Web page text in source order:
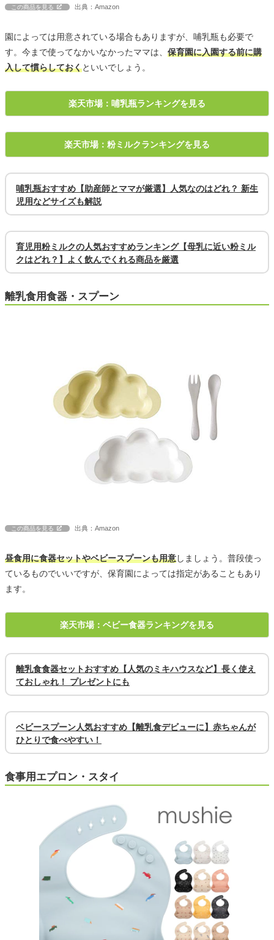
この商品を見る 出典：Amazon
園によっては用意されている場合もありますが、哺乳瓶も必要で
す。今まで使ってなかいなかったママは、 保育園に入園する前に購
入して慣らしておくといいでしょう。
楽天市場：哺乳瓶ランキングを見る
楽天市場：粉ミルクランキングを見る
哺乳瓶おすすめ【助産師とママが厳選】人気なのはどれ？ 新生
児用などサイズも解説
育児用粉ミルクの人気おすすめランキング【母乳に近い粉ミル
クはどれ？】よく飲んでくれる商品を厳選
離乳食用食器・スプーン
この商品を見る 出典：Amazon
昼食用に食器セットやベビースプーンも用意しましょう。普段使っ
ているものでいいですが、保育園によっては指定があることもあり
ます。
楽天市場：ベビー食器ランキングを見る
離乳食食器セットおすすめ【人気のミキハウスなど】長く使え
ておしゃれ！ プレゼントにも
ベビースプーン人気おすすめ【離乳食デビューに】赤ちゃんが
ひとりで食べやすい！
食事用エプロン・スタイ